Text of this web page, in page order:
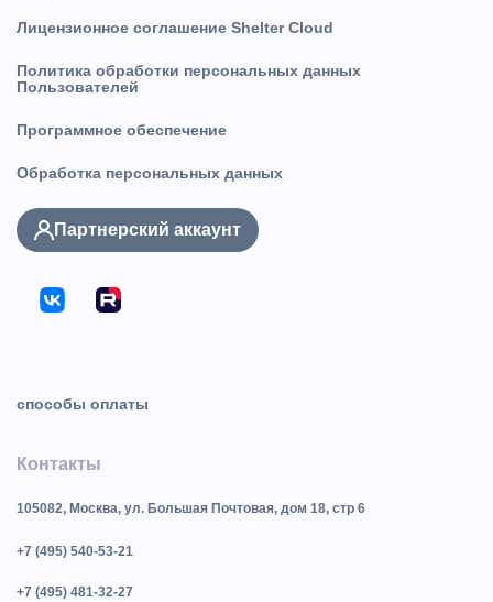
Лицензионное соглашение Shelter Cloud
Политика обработки персональных данных
Пользователей
Программное обеспечение
Обработка персональных данных
Партнерский аккаунт
способы оплаты
Контакты
105082, Москва, ул. Большая Почтовая, дом 18, стр 6
+7 (495) 540-53-21
+7 (495) 481-32-27